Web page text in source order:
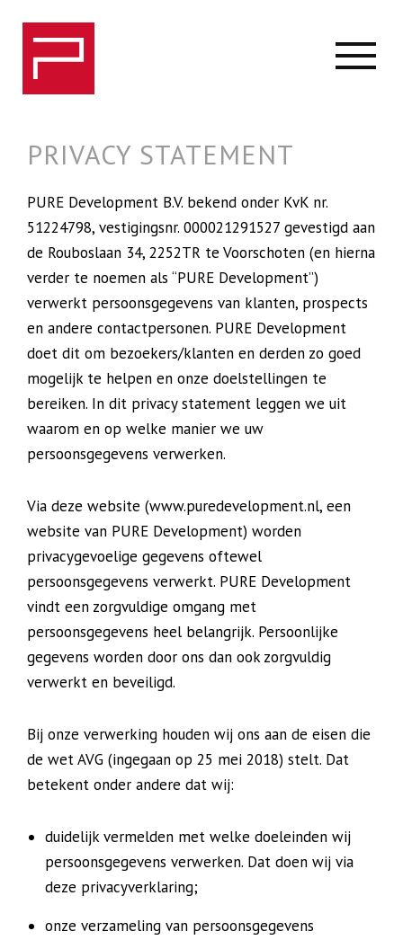
PRIVACY STATEMENT
PURE Development B.V. bekend onder KvK nr.
51224798, vestigingsnr. 000021291527 gevestigd aan
de Rouboslaan 34, 2252TR te Voorschoten (en hierna
verder te noemen als “PURE Development”)
verwerkt persoonsgegevens van klanten, prospects
en andere contactpersonen. PURE Development
doet dit om bezoekers/klanten en derden zo goed
mogelijk te helpen en onze doelstellingen te
bereiken. In dit privacy statement leggen we uit
waarom en op welke manier we uw
persoonsgegevens verwerken.
Via deze website (www.puredevelopment.nl, een
website van PURE Development) worden
privacygevoelige gegevens oftewel
persoonsgegevens verwerkt. PURE Development
vindt een zorgvuldige omgang met
persoonsgegevens heel belangrijk. Persoonlijke
gegevens worden door ons dan ook zorgvuldig
verwerkt en beveiligd.
Bij onze verwerking houden wij ons aan de eisen die
de wet AVG (ingegaan op 25 mei 2018) stelt. Dat
betekent onder andere dat wij:
duidelijk vermelden met welke doeleinden wij
persoonsgegevens verwerken. Dat doen wij via
deze privacyverklaring;
onze verzameling van persoonsgegevens